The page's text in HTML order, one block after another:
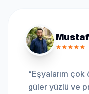
“Eşyalarım
güler yüzlü ve